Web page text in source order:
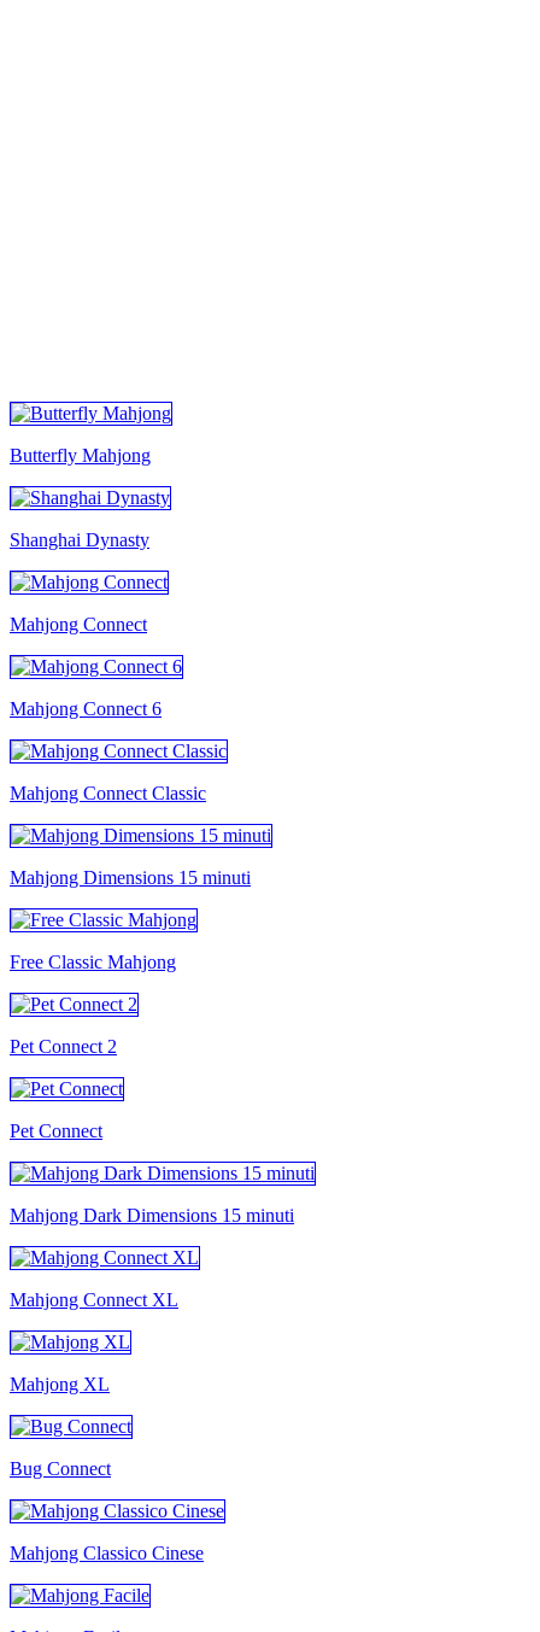
Butterfly Mahjong
Shanghai Dynasty
Mahjong Connect
Mahjong Connect 6
Mahjong Connect Classic
Mahjong Dimensions 15 minuti
Free Classic Mahjong
Pet Connect 2
Pet Connect
Mahjong Dark Dimensions 15 minuti
Mahjong Connect XL
Mahjong XL
Bug Connect
Mahjong Classico Cinese